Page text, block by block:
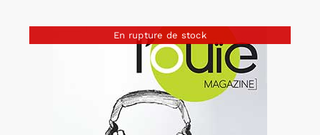
En rupture de stock